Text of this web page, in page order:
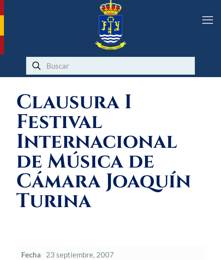
Clausura I
Festival
Internacional
de Música de
Cámara Joaquín
Turina
Fecha 23 septiembre, 2007